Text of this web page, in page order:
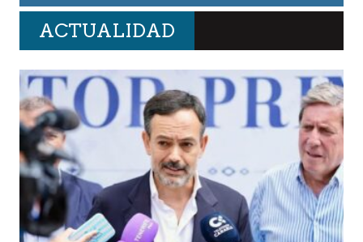
ACTUALIDAD